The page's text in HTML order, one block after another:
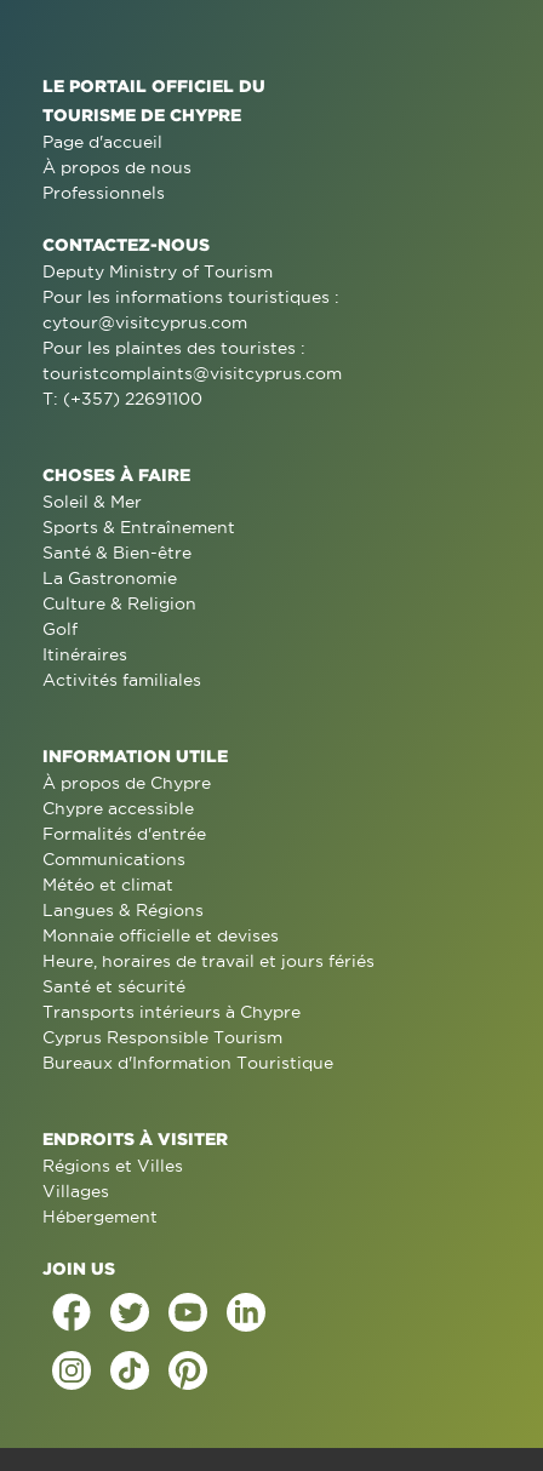
LE PORTAIL OFFICIEL DU
TOURISME DE CHYPRE
Page d'accueil
À propos de nous
Professionnels
CONTACTEZ-NOUS
Deputy Ministry of Tourism
Pour les informations touristiques :
cytour@visitcyprus.com
Pour les plaintes des touristes :
touristcomplaints@visitcyprus.com
T: (+357) 22691100
CHOSES À FAIRE
Soleil & Mer
Sports & Entraînement
Santé & Bien-être
La Gastronomie
Culture & Religion
Golf
Itinéraires
Activités familiales
INFORMATION UTILE
À propos de Chypre
Chypre accessible
Formalités d'entrée
Communications
Météo et climat
Langues & Régions
Monnaie officielle et devises
Heure, horaires de travail et jours fériés
Santé et sécurité
Transports intérieurs à Chypre
Cyprus Responsible Tourism
Bureaux d'Information Touristique
ENDROITS À VISITER
Régions et Villes
Villages
Hébergement
JOIN US